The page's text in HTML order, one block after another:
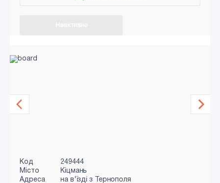
Код
249444
Місто
Кіцмань
Адреса
на в'їзді з Тернополя